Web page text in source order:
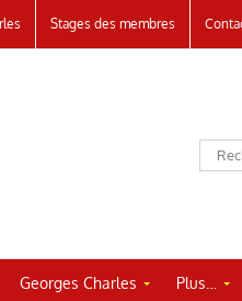
Stages des membres
Georges Charles Plus…